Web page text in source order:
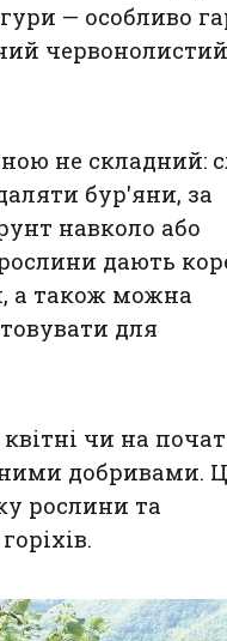
— особливо
червонолистий
не складний:
бур'яни, за
навколо або
дають
а також можна
для
чи на
добривами.
рослини та